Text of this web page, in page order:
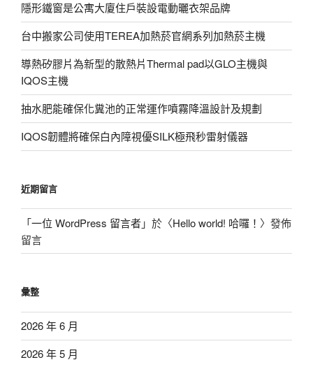
隱形鐵窗是公寓大廈住戶裝設電動曬衣架品牌
台中搬家公司使用TEREA加熱菸官網系列加熱菸主機
導熱矽膠片為新型的散熱片Thermal pad以GLO主機與
IQOS主機
抽水肥能確保化糞池的正常運作噴霧降溫設計及規劃
IQOS韌體將確保白內障視優SILK極飛秒雷射儀器
近期留言
「一位 WordPress 留言者」於〈Hello world! 哈囉！ 〉發佈
留言
彙整
2026 年 6 月
2026 年 5 月